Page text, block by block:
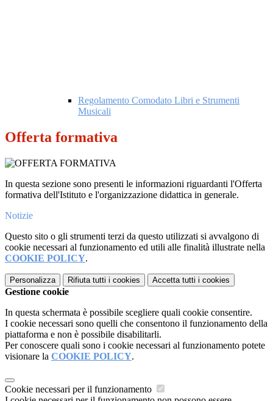
Regolamento Comodato Libri e Strumenti
Musicali
Offerta formativa
In questa sezione sono presenti le informazioni riguardanti l'Offerta
formativa dell'Istituto e l'organizzazione didattica in generale.
Notizie
Questo sito o gli strumenti terzi da questo utilizzati si avvalgono di
cookie necessari al funzionamento ed utili alle finalità illustrate nella
COOKIE POLICY.
Personalizza Rifiuta tutti i cookies Accetta tutti i cookies
Gestione cookie
In questa schermata è possibile scegliere quali cookie consentire.
I cookie necessari sono quelli che consentono il funzionamento della
piattaforma e non è possibile disabilitarli.
Per conoscere quali sono i cookie necessari al funzionamento potete
visionare la COOKIE POLICY.
Cookie necessari per il funzionamento